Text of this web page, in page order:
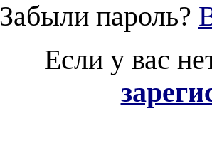
Забыли пароль?
Если у вас